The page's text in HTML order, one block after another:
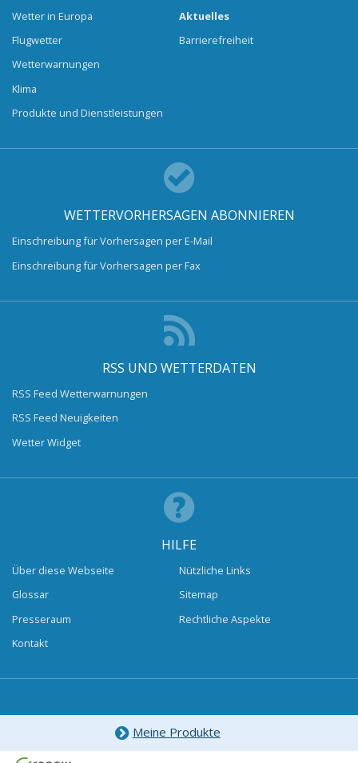
Wetter in Europa
Flugwetter
Wetterwarnungen
Klima
Produkte und Dienstleistungen
Aktuelles
Barrierefreiheit
WETTERVORHERSAGEN ABONNIEREN
Einschreibung für Vorhersagen per E-Mail
Einschreibung für Vorhersagen per Fax
RSS UND WETTERDATEN
RSS Feed Wetterwarnungen
RSS Feed Neuigkeiten
Wetter Widget
HILFE
Über diese Webseite
Glossar
Presseraum
Kontakt
Nützliche Links
Sitemap
Rechtliche Aspekte
Meine Produkte